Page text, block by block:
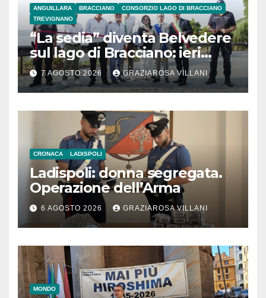
ANGUILLARA BRACCIANO
CONSORZIO LAGO DI BRACCIANO
TREVIGNANO
“La sedia” diventa Belvedere
sul lago di Bracciano: ieri
l’inaugurazione
7 AGOSTO 2026 GRAZIAROSA VILLANI
CRONACA LADISPOLI
Ladispoli: donna segregata.
Operazione dell’Arma
6 AGOSTO 2026 GRAZIAROSA VILLANI
MONDO